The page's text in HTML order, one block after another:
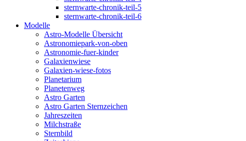
sternwarte-chronik-teil-5
sternwarte-chronik-teil-6
Modelle
Astro-Modelle Übersicht
Astronomiepark-von-oben
Astronomie-fuer-kinder
Galaxienwiese
Galaxien-wiese-fotos
Planetarium
Planetenweg
Astro Garten
Astro Garten Sternzeichen
Jahreszeiten
Milchstraße
Sternbild